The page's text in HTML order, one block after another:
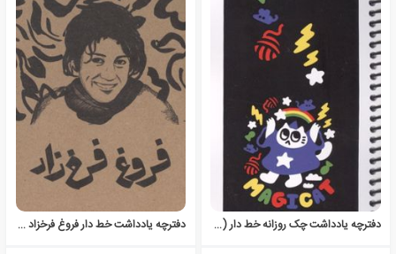
دفترچه یادداشت چک روزانه خط دار (کد 1739) دفترچه یادداشت خط دار فروغ فرخزاد (کد 792)